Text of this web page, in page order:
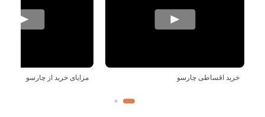
خرید اقساطی چارسو مزایای خرید از چارسو